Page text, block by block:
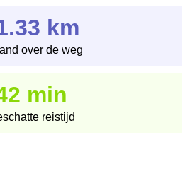
km
over de weg
min
reistijd